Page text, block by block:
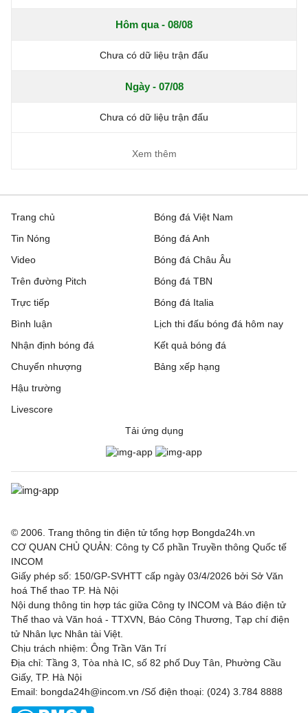
Hôm qua - 08/08
Chưa có dữ liệu trận đấu
Ngày - 07/08
Chưa có dữ liệu trận đấu
Xem thêm
Trang chủ
Tin Nóng
Video
Trên đường Pitch
Trực tiếp
Bóng đá Việt Nam
Bóng đá Anh
Bóng đá Châu Âu
Bóng đá TBN
Bóng đá Italia
Bình luận
Nhận định bóng đá
Chuyển nhượng
Hậu trường
Livescore
Lịch thi đấu bóng đá hôm nay
Kết quả bóng đá
Bảng xếp hạng
Tải ứng dụng
© 2006. Trang thông tin điện tử tổng hợp Bongda24h.vn
CƠ QUAN CHỦ QUẢN: Công ty Cổ phần Truyền thông Quốc tế
INCOM
Giấy phép số: 150/GP-SVHTT cấp ngày 03/4/2026 bởi Sở Văn
hoá Thể thao TP. Hà Nội
Nội dung thông tin hợp tác giữa Công ty INCOM và Báo điện tử
Thể thao và Văn hoá - TTXVN, Báo Công Thương, Tạp chí điện
tử Nhân lực Nhân tài Việt.
Chịu trách nhiệm: Ông Trần Văn Trí
Địa chỉ: Tầng 3, Tòa nhà IC, số 82 phố Duy Tân, Phường Cầu
Giấy, TP. Hà Nội
Email: bongda24h@incom.vn /Số điện thoại: (024) 3.784 8888